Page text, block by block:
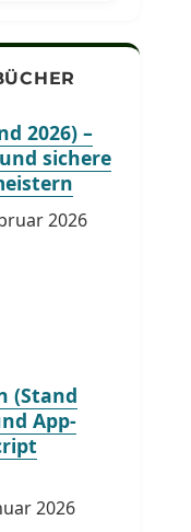
2026) –
sichere
2026
(Stand
App-
2026